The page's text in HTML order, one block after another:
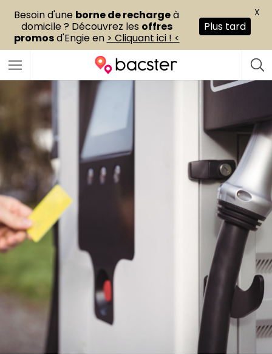
Besoin d'une borne de rechargeà
domicile ? Découvrez les offres
promosd'Engie en > Cliquant ici ! <
Plus tard
X